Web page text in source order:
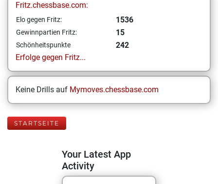
Fritz.chessbase.com:
Elo gegen Fritz: 1536
Gewinnpartien Fritz: 15
Schönheitspunkte
242
Erfolge gegen Fritz...
Keine Drills auf Mymoves.chessbase.com
STARTSEITE
Your Latest App
Activity